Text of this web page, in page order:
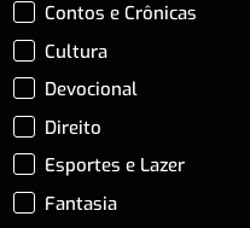
Contos e Crônicas
Cultura
Devocional
Direito
Esportes e Lazer
Fantasia